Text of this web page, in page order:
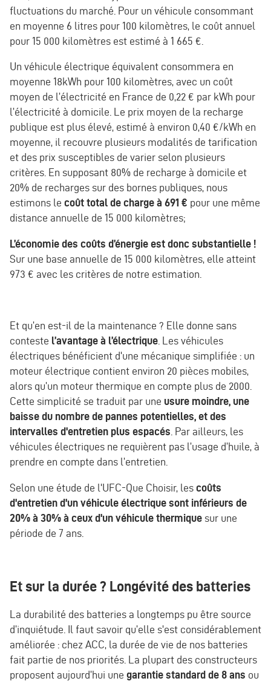
fluctuations du marché. Pour un véhicule consommant
en moyenne 6 litres pour 100 kilomètres, le coût annuel
pour 15 000 kilomètres est estimé à 1 665 €.
Un véhicule électrique équivalent consommera en
moyenne 18kWh pour 100 kilomètres, avec un coût
moyen de l’électricité en France de 0,22 € par kWh pour
l’électricité à domicile. Le prix moyen de la recharge
publique est plus élevé, estimé à environ 0,40 €/kWh en
moyenne, il recouvre plusieurs modalités de tarification
et des prix susceptibles de varier selon plusieurs
critères. En supposant 80% de recharge à domicile et
20% de recharges sur des bornes publiques, nous
estimons le coût total de charge à 691 € pour une même
distance annuelle de 15 000 kilomètres;
L’économie des coûts d’énergie est donc substantielle !
Sur une base annuelle de 15 000 kilomètres, elle atteint
973 € avec les critères de notre estimation.
Et qu’en est-il de la maintenance ? Elle donne sans
conteste l’avantage à l’électrique . Les véhicules
électriques bénéficient d'une mécanique simplifiée : un
moteur électrique contient environ 20 pièces mobiles,
alors qu’un moteur thermique en compte plus de 2000.
Cette simplicité se traduit par une usure moindre, une
baisse du nombre de pannes potentielles, et des
intervalles d'entretien plus espacés . Par ailleurs, les
véhicules électriques ne requièrent pas l’usage d’huile, à
prendre en compte dans l’entretien.
Selon une étude de l'UFC-Que Choisir, les coûts
d'entretien d'un véhicule électrique sont inférieurs de
20% à 30% à ceux d'un véhicule thermique sur une
période de 7 ans.
Et sur la durée ? Longévité des batteries
La durabilité des batteries a longtemps pu être source
d’inquiétude. Il faut savoir qu’elle s'est considérablement
améliorée : chez ACC, la durée de vie de nos batteries
fait partie de nos priorités. La plupart des constructeurs
proposent aujourd’hui une garantie standard de 8 ans ou